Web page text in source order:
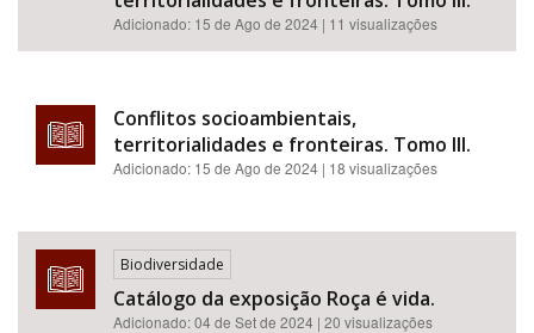
Adicionado: 15 de Ago de 2024 | 11 visualizações
Conflitos socioambientais,
territorialidades e fronteiras. Tomo III.
Adicionado: 15 de Ago de 2024 | 18 visualizações
Biodiversidade
Catálogo da exposição Roça é vida.
Adicionado:04 de Set de 2024 | 20 visualizações